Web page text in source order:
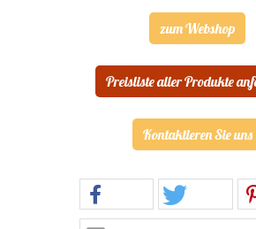
zum Webshop
Preisliste aller Produkte
Kontaktieren Sie uns